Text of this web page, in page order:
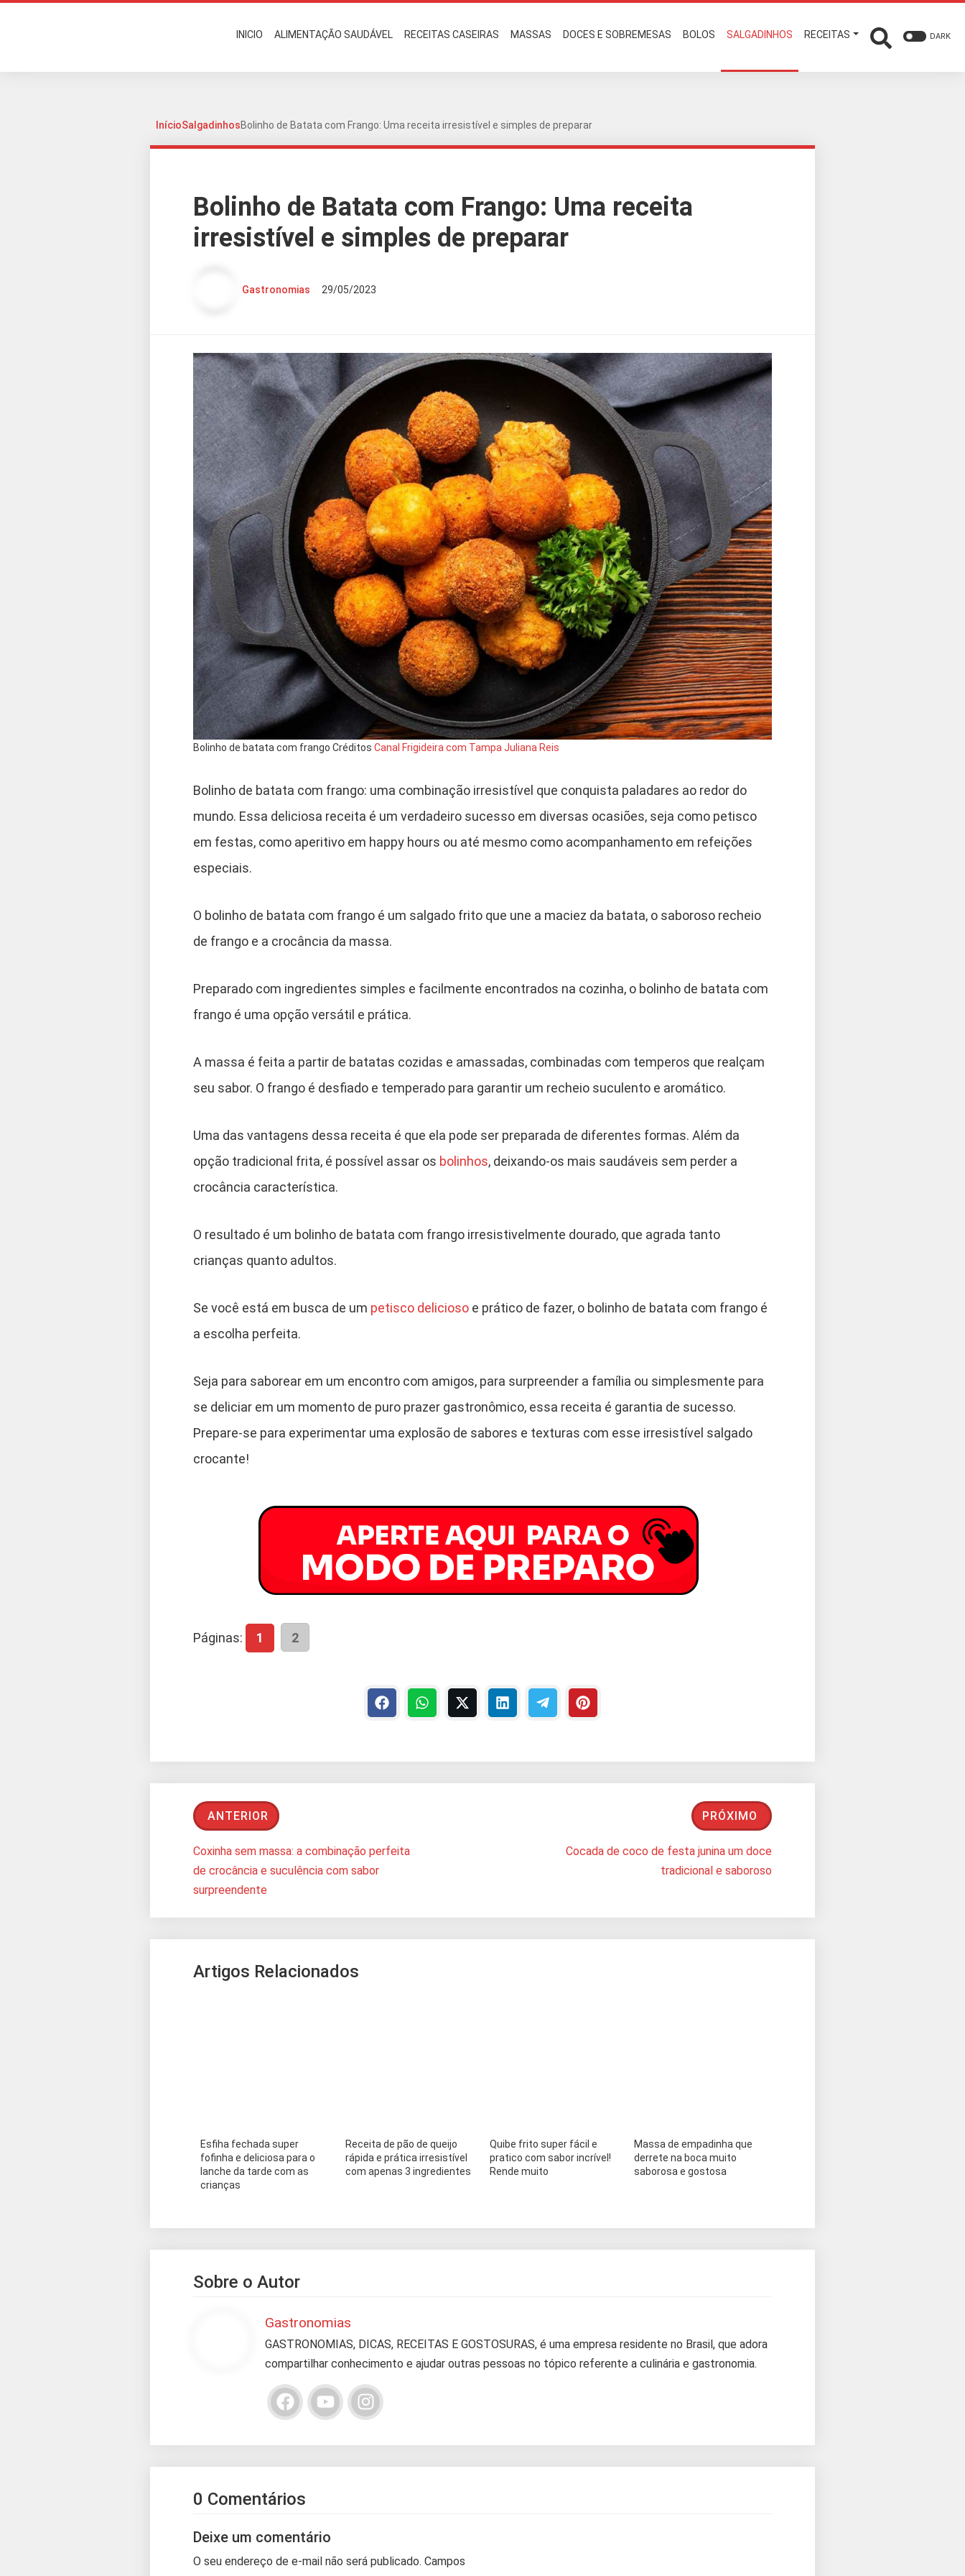
INICIO ALIMENTAÇÃO SAUDÁVEL RECEITAS CASEIRAS MASSAS DOCES E SOBREMESAS BOLOS SALGADINHOS RECEITAS DARK
InícioSalgadinhosBolinho de Batata com Frango: Uma receita irresistível e simples de preparar
Bolinho de Batata com Frango: Uma receita
irresistível e simples de preparar
Gastronomias 29/05/2023
Bolinho de batata com frango Créditos Canal Frigideira com Tampa Juliana Reis
Bolinho de batata com frango: uma combinação irresistível que conquista paladares ao redor do
mundo. Essa deliciosa receita é um verdadeiro sucesso em diversas ocasiões, seja como petisco
em festas, como aperitivo em happy hours ou até mesmo como acompanhamento em refeições
especiais.
O bolinho de batata com frango é um salgado frito que une a maciez da batata, o saboroso recheio
de frango e a crocância da massa.
Preparado com ingredientes simples e facilmente encontrados na cozinha, o bolinho de batata com
frango é uma opção versátil e prática.
A massa é feita a partir de batatas cozidas e amassadas, combinadas com temperos que realçam
seu sabor. O frango é desfiado e temperado para garantir um recheio suculento e aromático.
Uma das vantagens dessa receita é que ela pode ser preparada de diferentes formas. Além da
opção tradicional frita, é possível assar os bolinhos, deixando-os mais saudáveis sem perder a
crocância característica.
O resultado é um bolinho de batata com frango irresistivelmente dourado, que agrada tanto
crianças quanto adultos.
Se você está em busca de um petisco delicioso e prático de fazer, o bolinho de batata com frango é
a escolha perfeita.
Seja para saborear em um encontro com amigos, para surpreender a família ou simplesmente para
se deliciar em um momento de puro prazer gastronômico, essa receita é garantia de sucesso.
Prepare-se para experimentar uma explosão de sabores e texturas com esse irresistível salgado
crocante!
Páginas: 1 2
ANTERIOR
Coxinha sem massa: a combinação perfeita
de crocância e suculência com sabor
surpreendente
PRÓXIMO
Cocada de coco de festa junina um doce
tradicional e saboroso
Artigos Relacionados
Esfiha fechada super
fofinha e deliciosa para o
lanche da tarde com as
crianças
Receita de pão de queijo
rápida e prática irresistível
com apenas 3 ingredientes
Quibe frito super fácil e
pratico com sabor incrível!
Rende muito
Massa de empadinha que
derrete na boca muito
saborosa e gostosa
Sobre o Autor
Gastronomias
GASTRONOMIAS, DICAS, RECEITAS E GOSTOSURAS, é uma empresa residente no Brasil, que adora
compartilhar conhecimento e ajudar outras pessoas no tópico referente a culinária e gastronomia.
0 Comentários
Deixe um comentário
O seu endereço de e-mail não será publicado. Campos